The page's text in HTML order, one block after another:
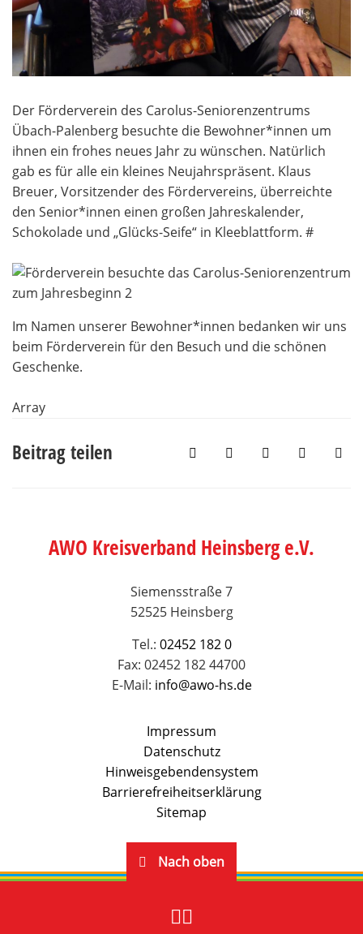
Der Förderverein des Carolus-Seniorenzentrums
Übach-Palenberg besuchte die Bewohner*innen um
ihnen ein frohes neues Jahr zu wünschen. Natürlich
gab es für alle ein kleines Neujahrspräsent. Klaus
Breuer, Vorsitzender des Fördervereins, überreichte
den Senior*innen einen großen Jahreskalender,
Schokolade und „Glücks-Seife“ in Kleeblattform. #
Im Namen unserer Bewohner*innen bedanken wir uns
beim Förderverein für den Besuch und die schönen
Geschenke.
Array
Beitrag teilen
AWO Kreisverband Heinsberg e.V.
Siemensstraße 7
52525 Heinsberg
Tel.: 02452 182 0
Fax: 02452 182 44700
E-Mail: info@awo-hs.de
Impressum
Datenschutz
Hinweisgebendensystem
Barrierefreiheitserklärung
Sitemap
Nach oben